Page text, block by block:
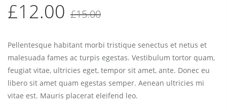
£15.00
Original
£15.00.
£12.00
Current
£12.00.
Pellentesque habitant morbi tristique senectus et netus et
malesuada fames ac turpis egestas. Vestibulum tortor quam,
feugiat vitae, ultricies eget, tempor sit amet, ante. Donec eu
libero sit amet quam egestas semper. Aenean ultricies mi
vitae est. Mauris placerat eleifend leo.